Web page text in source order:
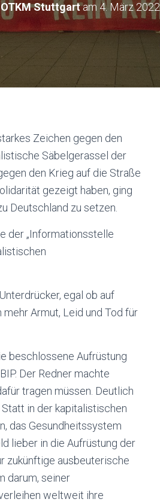
OTKM Stuttgartam 4. März 2022
Zeichen gegen den
Säbelgerassel der
den Krieg auf die Straße
gezeigt haben, ging
Deutschland zu setzen.
der „Informationsstelle
egal ob auf
mehr Armut, Leid und Tod für
beschlossene Aufrüstung
Der Redner machte
tragen müssen. Deutlich
in der kapitalistischen
das Gesundheitssystem
lieber in die Aufrüstung der
zukünftige ausbeuterische
darum, seiner
weltweit ihre